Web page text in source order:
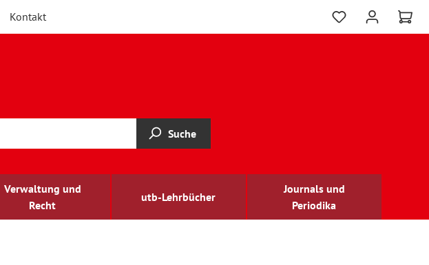
Kontakt
Suche
Verwaltung und
Recht
utb-Lehrbücher
Journals und
Periodika